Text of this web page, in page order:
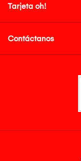
Tarjeta oh!
Contáctanos